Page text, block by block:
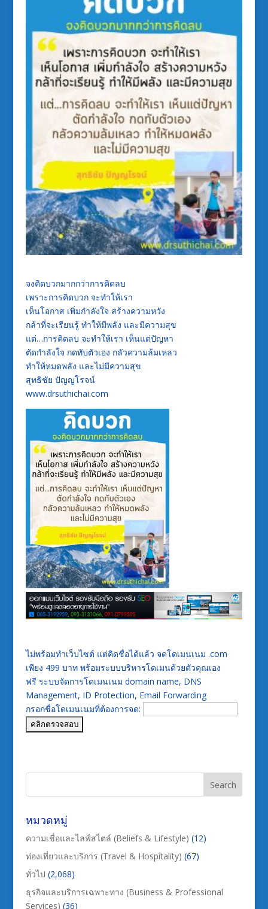
จงคิดบวกมากกว่าการคิดลบ
เพราะการคิดบวก จะทำให้เรา
เห็นโอกาส เพิ่มกำลังใจ สร้างความหวัง
กล้าที่จะเรียนรู้ ทำให้มีพลัง และมีความสุข
แต่…การคิดลบ จะทำให้เรา เห็นแต่ปัญหา
ตัดกำลังใจ กดทับตัวเอง กลัวความล้มเหลว
ทำให้หมดพลัง และไม่มีความสุข
สุทธิชัย ปัญญโรจน์
www.drsuthichai.com
ไม่พร้อมทำเว็บไซต์ แต่คิดชื่อได้แล้ว จดโดเมนเนม .com
เพียง 499 บาท พร้อมระบบบริหารโดเมนด้วยตัวคุณเอง
ฟรี ระบบจัดการโดเมนเนม domain name, DNS
Management, ID Protection, Email Forwarding
กรอกชื่อโดเมนเนมที่ต้องการจด:
หมวดหมู่
ความเชื่อและไลฟ์สไตล์ (Beliefs & Lifestyle) (12)
ท่องเที่ยวและบริการ (Travel & Hospitality) (67)
ทั่วไป (2,068)
ธุรกิจและบริการเฉพาะทาง (Business & Professional
Services) (36)